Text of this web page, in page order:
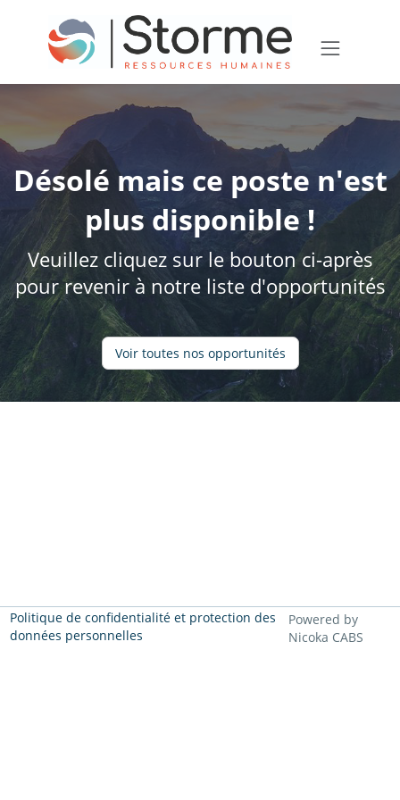
Désolé mais ce poste n'est
plus disponible !
Veuillez cliquez sur le bouton ci-après
pour revenir à notre liste d'opportunités
Voir toutes nos opportunités
Politique de confidentialité et protection des
données personnelles
Powered by
Nicoka CABS